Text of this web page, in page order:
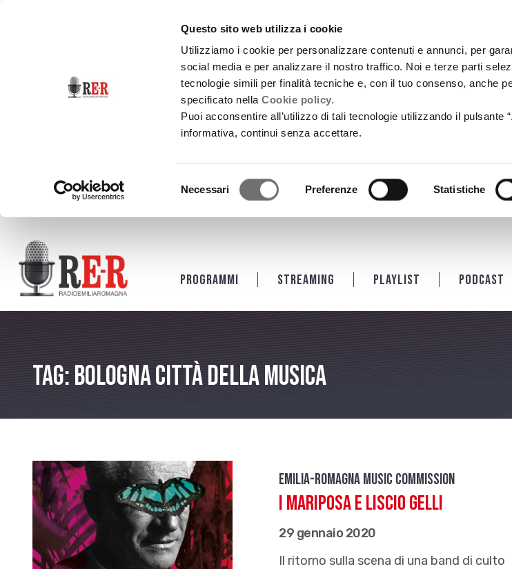
Questo sito web utilizza i cookie
Utilizziamo i cookie per personalizzare contenuti e annunci, per
social media e per analizzare il nostro traffico. Noi e terze parti
tecnologie simili per finalità tecniche e, con il tuo consenso, anche
specificato nellaCookie policy.
Puoi acconsentire all’utilizzo di tali tecnologie utilizzando il pulsante
informativa, continui senza accettare.
Necessari Preferenze Statistiche
Programmi Streaming Playlist PODCAST
Tag: Bologna città della musica
Emilia-Romagna Music Commission
I Mariposa e Liscio Gelli
29 gennaio 2020
Il ritorno sulla scena di una band di culto